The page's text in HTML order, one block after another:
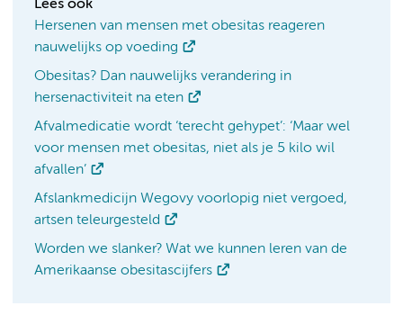
Lees ook
Hersenen van mensen met obesitas reageren
nauwelijks op voeding
Obesitas? Dan nauwelijks verandering in
hersenactiviteit na eten
Afvalmedicatie wordt ‘terecht gehypet’: ‘Maar wel
voor mensen met obesitas, niet als je 5 kilo wil
afvallen’
Afslankmedicijn Wegovy voorlopig niet vergoed,
artsen teleurgesteld
Worden we slanker? Wat we kunnen leren van de
Amerikaanse obesitascijfers